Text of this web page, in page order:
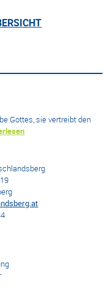
Gottes, sie vertreibt den